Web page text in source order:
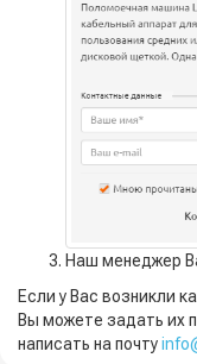
Наш менеджер
Если у Вас возникли
Вы можете задать их
написать на почту